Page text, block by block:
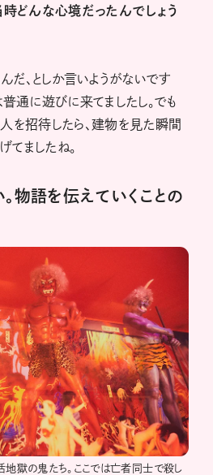
んな心境だったんでしょう
んだ、としか言いようがないです
通に遊びに来てましたし。でも
を招待したら、建物を見た瞬間
てましたね。
物語を伝えていくことの
獄の鬼たち。ここでは亡者同士で殺し